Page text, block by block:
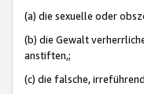
(a) die sexuelle oder
(b) die Gewalt
anstiften,;
(c) die falsche,